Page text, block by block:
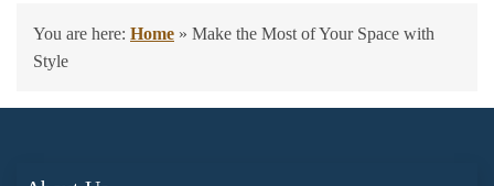
You are here: Home » Make the Most of Your Space with
Style